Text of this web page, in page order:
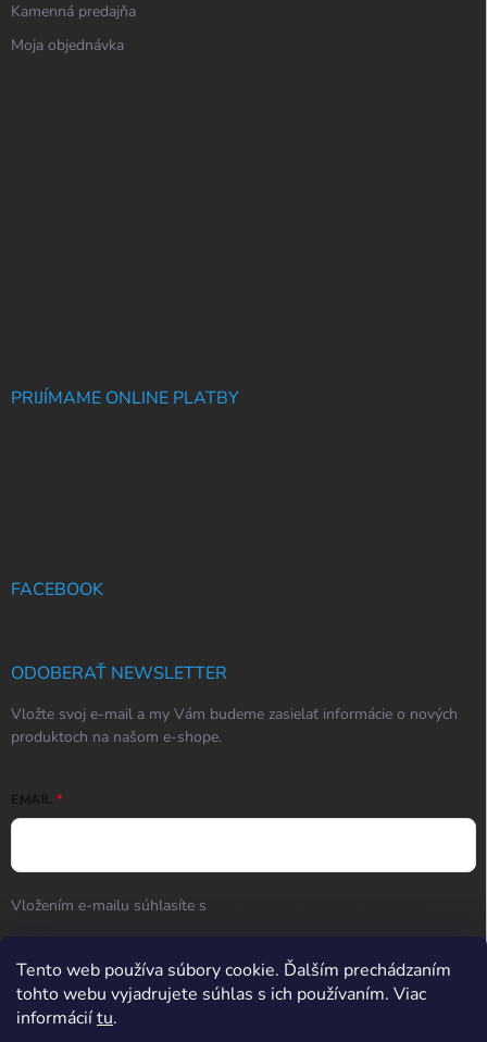
Tento web používa súbory cookie. Ďalším prechádzaním
tohto webu vyjadrujete súhlas s ich používaním. Viac
informáciítu.
Kamenná predajňa
Moja objednávka
PRIJÍMAME ONLINE PLATBY
FACEBOOK
ODOBERAŤ NEWSLETTER
Vložte svoj e-mail a my Vám budeme zasielať informácie o nových
produktoch na našom e-shope.
EMAIL
Vložením e-mailu súhlasíte s
Prihlásiť sa